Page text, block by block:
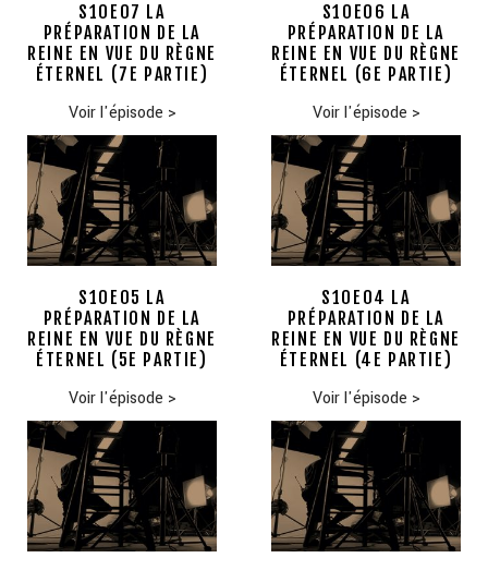
S10E07 LA
PRÉPARATION DE LA
REINE EN VUE DU RÈGNE
ÉTERNEL (7E PARTIE)
Voir l'épisode >
S10E06 LA
PRÉPARATION DE LA
REINE EN VUE DU RÈGNE
ÉTERNEL (6E PARTIE)
Voir l'épisode >
S10E05 LA
PRÉPARATION DE LA
REINE EN VUE DU RÈGNE
ÉTERNEL (5E PARTIE)
Voir l'épisode >
S10E04 LA
PRÉPARATION DE LA
REINE EN VUE DU RÈGNE
ÉTERNEL (4E PARTIE)
Voir l'épisode >